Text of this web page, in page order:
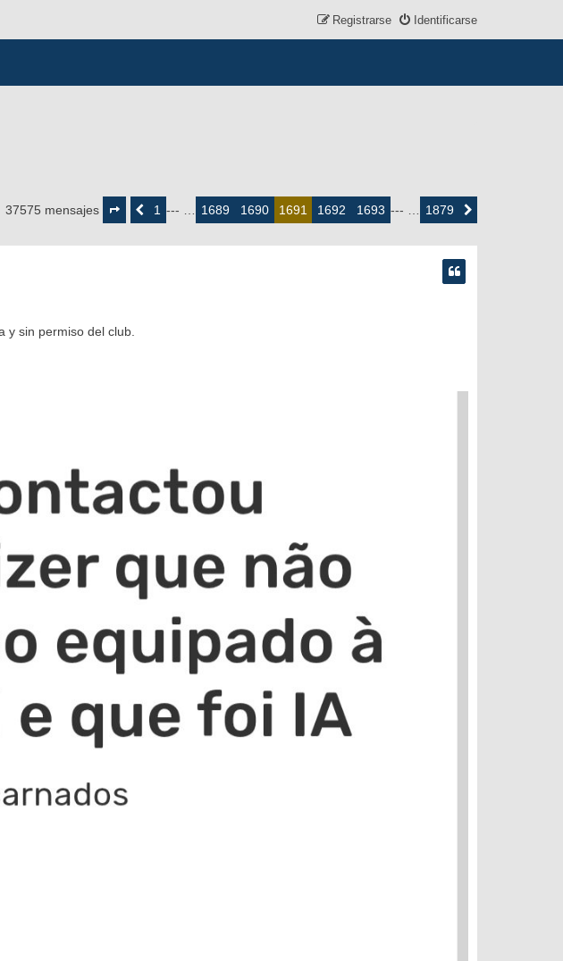
Identificarse
Registrarse
37575 mensajes
deAnterior1 --- … 1689 1690 1691 1692 1693 --- … 1879Siguiente
y sin permiso del club.